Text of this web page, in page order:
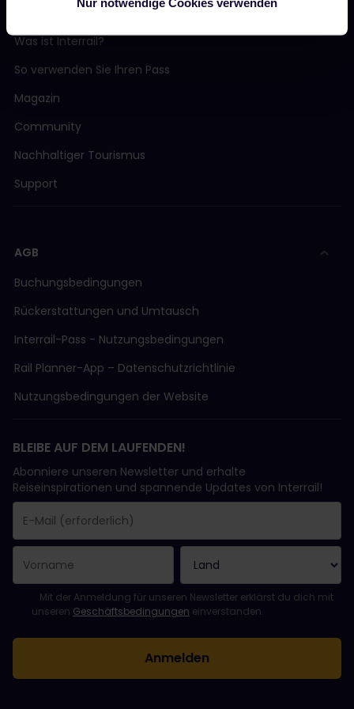
JETZT LOSLEGEN
Was ist Interrail?
So verwenden Sie Ihren Pass
Magazin
Community
Nachhaltiger Tourismus
Support
AGB
Buchungsbedingungen
Rückerstattungen und Umtausch
Interrail-Pass - Nutzungsbedingungen
Rail Planner-App – Datenschutzrichtlinie
Nutzungsbedingungen der Website
BLEIBE AUF DEM LAUFENDEN!
Abonniere unseren Newsletter und erhalte
Reiseinspirationen und spannende Updates von Interrail!
Sie haben sich erfolgreich angemeldet.
Das Feld „E-Mail-Adresse“ ist ein Pflichtfeld!
Diese E-Mail-Adresse ist ungültig!
Beim Abonnieren des Newsletters ist ein Fehler aufgetreten.
Du hast diesen Newsletter bereits abonniert!
Bitte stimme den Allgemeinen Geschäftsbedingungen zu, um
Mit der Anmeldung für unseren Newsletter erklärst du dich mit
unseren Geschäftsbedingungen einverstanden.